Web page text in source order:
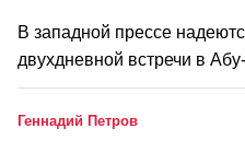
В западной прессе
двухдневной встречи в
Геннадий Петров